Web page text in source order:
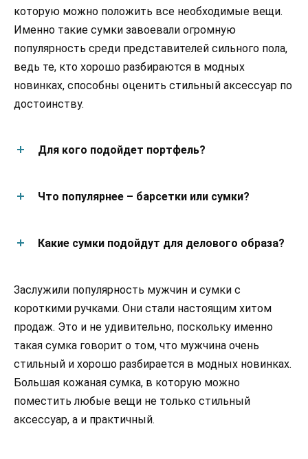
которую можно положить все необходимые вещи.
Именно такие сумки завоевали огромную
популярность среди представителей сильного пола,
ведь те, кто хорошо разбираются в модных
новинках, способны оценить стильный аксессуар по
достоинству.
Для кого подойдет портфель?
Что популярнее – барсетки или сумки?
Какие сумки подойдут для делового образа?
Заслужили популярность мужчин и сумки с
короткими ручками. Они стали настоящим хитом
продаж. Это и не удивительно, поскольку именно
такая сумка говорит о том, что мужчина очень
стильный и хорошо разбирается в модных новинках.
Большая кожаная сумка, в которую можно
поместить любые вещи не только стильный
аксессуар, а и практичный.